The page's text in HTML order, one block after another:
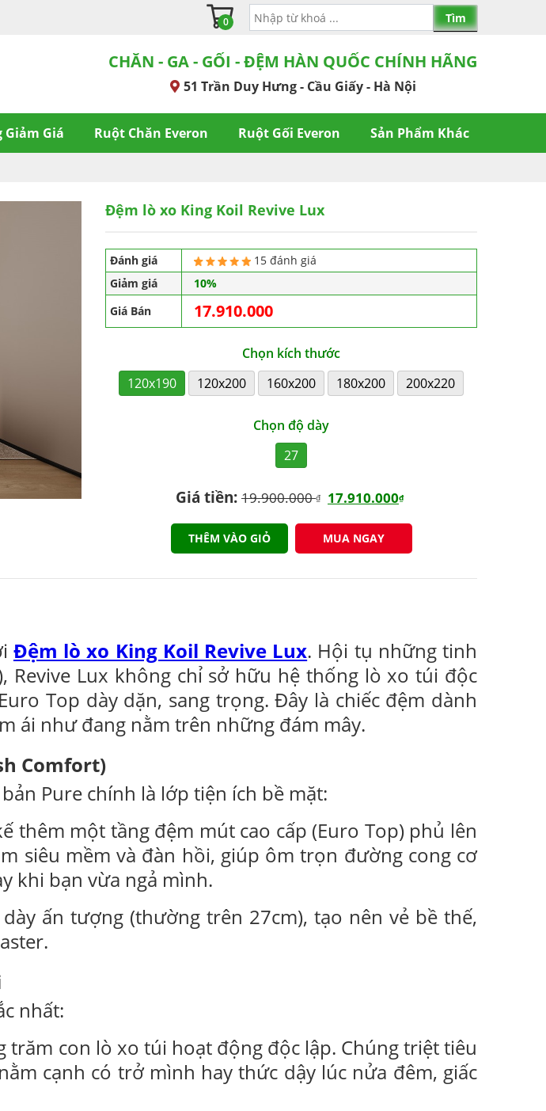
0
CHĂN - GA - GỐI - ĐỆM HÀN QUỐC CHÍNH HÃNG
51 Trần Duy Hưng - Cầu Giấy - Hà Nội
Giảm Giá Ruột Chăn Everon Ruột Gối Everon Sản Phẩm Khác
Đệm lò xo King Koil Revive Lux
Đánh giá
15 đánh giá
Giảm giá
10%
Giá Bán
17.910.000
Chọn kích thước
120x190
120x200 160x200 180x200 200x220
Chọn độ dày
27
Giá tiền: 19.900.000₫ 17.910.000₫
THÊM VÀO GIỎ MUA NGAY
Đệm lò xo King Koil Revive Lux. Hội tụ những tinh
Revive Lux không chỉ sở hữu hệ thống lò xo túi độc
Top dày dặn, sang trọng. Đây là chiếc đệm dành
ái như đang nằm trên những đám mây.
Comfort)
Pure chính là lớp tiện ích bề mặt:
thêm một tầng đệm mút cao cấp (Euro Top) phủ lên
siêu mềm và đàn hồi, giúp ôm trọn đường cong cơ
khi bạn vừa ngả mình.
ấn tượng (thường trên 27cm), tạo nên vẻ bề thế,
nhất:
trăm con lò xo túi hoạt động độc lập. Chúng triệt tiêu
cạnh có trở mình hay thức dậy lúc nửa đêm, giấc